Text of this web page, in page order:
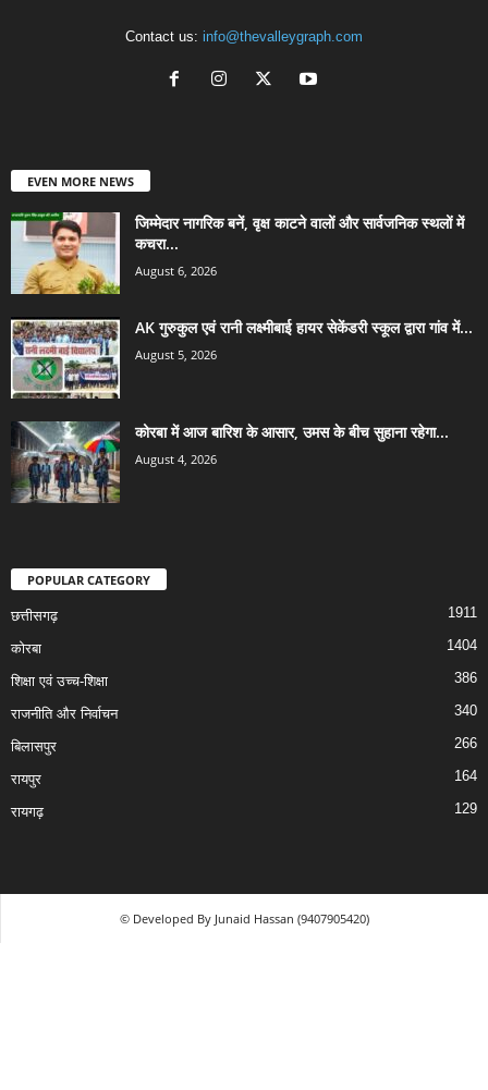
Contact us: info@thevalleygraph.com
EVEN MORE NEWS
जिम्मेदार नागरिक बनें, वृक्ष काटने वालों और सार्वजनिक स्थलों में
कचरा...
August 6, 2026
AK गुरुकुल एवं रानी लक्ष्मीबाई हायर सेकेंडरी स्कूल द्वारा गांव में...
August 5, 2026
कोरबा में आज बारिश के आसार, उमस के बीच सुहाना रहेगा...
August 4, 2026
POPULAR CATEGORY
छत्तीसगढ़ 1911
कोरबा 1404
शिक्षा एवं उच्च-शिक्षा 386
राजनीति और निर्वाचन 340
बिलासपुर 266
रायपुर 164
रायगढ़ 129
© Developed By Junaid Hassan (9407905420)